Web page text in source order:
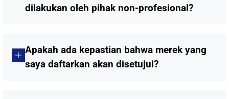
dilakukan oleh pihak non-profesional?
Apakah ada kepastian bahwa merek yang
saya daftarkan akan disetujui?